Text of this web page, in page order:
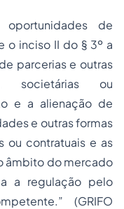
de
o inciso II do § 3º a
parcerias e outras
societárias ou
e a alienação de
e outras formas
ou contratuais e as
âmbito do mercado
a regulação pelo
(GRIFO